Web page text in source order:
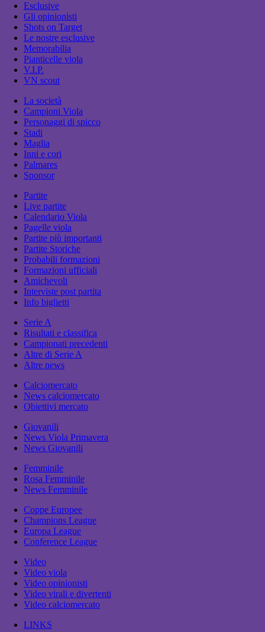
Esclusive
Gli opinionisti
Shots on Target
Le nostre esclusive
Memorabilia
Pianticelle viola
V.I.P.
VN scout
La società
Campioni Viola
Personaggi di spicco
Stadi
Maglia
Inni e cori
Palmares
Sponsor
Partite
Live partite
Calendario Viola
Pagelle viola
Partite più importanti
Partite Storiche
Probabili formazioni
Formazioni ufficiali
Amichevoli
Interviste post partita
Info biglietti
Serie A
Risultati e classifica
Campionati precedenti
Altre di Serie A
Altre news
Calciomercato
News calciomercato
Obiettivi mercato
Giovanili
News Viola Primavera
News Giovanili
Femminile
Rosa Femminile
News Femminile
Coppe Europee
Champions League
Europa League
Conference League
Video
Video viola
Video opinionisti
Video virali e divertenti
Video calciomercato
LINKS